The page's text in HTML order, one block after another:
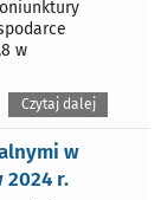
w
Czytaj dalej
w
r.